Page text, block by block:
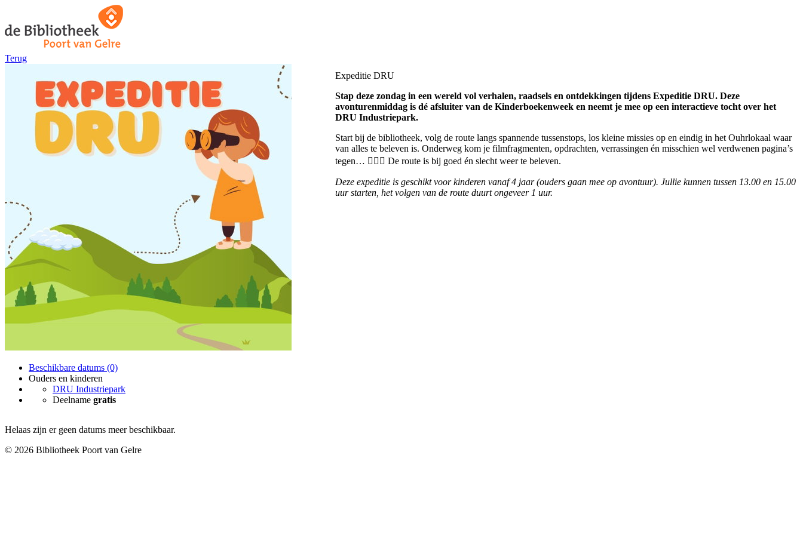
Terug
Beschikbare datums (0)
Ouders en kinderen
DRU Industriepark
Deelname gratis
Expeditie DRU
Stap deze zondag in een wereld vol verhalen, raadsels en ontdekkingen tijdens Expeditie DRU. Deze
avonturenmiddag is dé afsluiter van de Kinderboekenweek en neemt je mee op een interactieve tocht over het
DRU Industriepark.
Start bij de bibliotheek, volg de route langs spannende tussenstops, los kleine missies op en eindig in het Ouhrlokaal waar
van alles te beleven is. Onderweg kom je filmfragmenten, opdrachten, verrassingen én misschien wel verdwenen pagina’s
tegen… 🕵️‍♀️📖 De route is bij goed én slecht weer te beleven.
Deze expeditie is geschikt voor kinderen vanaf 4 jaar (ouders gaan mee op avontuur). Jullie kunnen tussen 13.00 en 15.00
uur starten, het volgen van de route duurt ongeveer 1 uur.
Helaas zijn er geen datums meer beschikbaar.
© 2026 Bibliotheek Poort van Gelre